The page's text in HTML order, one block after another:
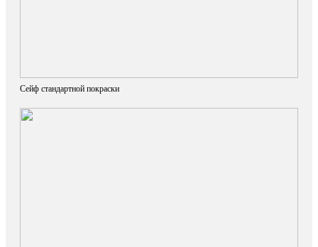
Сейф стандартной покраски